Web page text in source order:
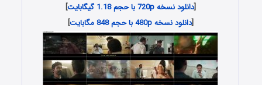
[دانلود نسخه 720p با حجم 1.18 گیگابایت
]
[دانلود نسخه 480p با حجم 848 مگابایت ]